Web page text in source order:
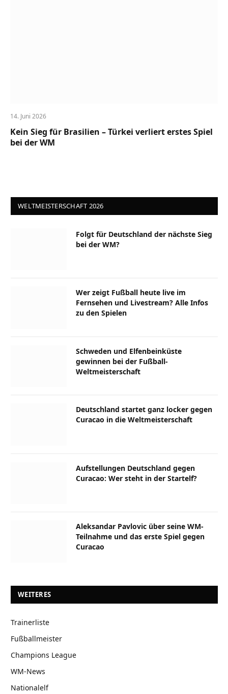
14. Juni 2026
Kein Sieg für Brasilien – Türkei verliert erstes Spiel
bei der WM
WELTMEISTERSCHAFT 2026
Folgt für Deutschland der nächste Sieg
bei der WM?
Wer zeigt Fußball heute live im
Fernsehen und Livestream? Alle Infos
zu den Spielen
Schweden und Elfenbeinküste
gewinnen bei der Fußball-
Weltmeisterschaft
Deutschland startet ganz locker gegen
Curacao in die Weltmeisterschaft
Aufstellungen Deutschland gegen
Curacao: Wer steht in der Startelf?
Aleksandar Pavlovic über seine WM-
Teilnahme und das erste Spiel gegen
Curacao
WEITERES
Trainerliste
Fußballmeister
Champions League
WM-News
Nationalelf